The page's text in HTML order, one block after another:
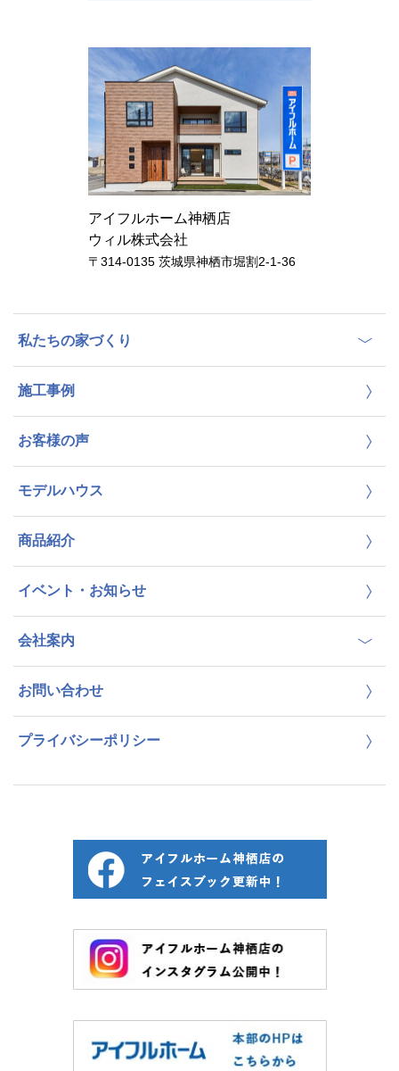
アイフルホーム神栖店
ウィル株式会社
〒314-0135 茨城県神栖市堀割2-1-36
私たちの家づくり
施工事例
お客様の声
モデルハウス
商品紹介
イベント・お知らせ
会社案内
お問い合わせ
プライバシーポリシー